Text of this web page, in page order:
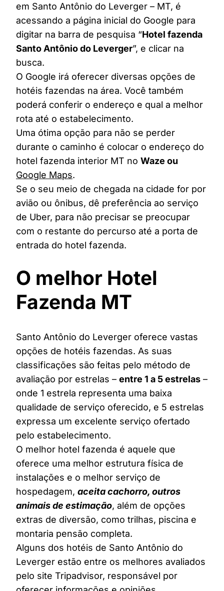
em Santo Antônio do Leverger – MT, é
acessando a página inicial do Google para
digitar na barra de pesquisa “Hotel fazenda
Santo Antônio do Leverger”, e clicar na
busca.
O Google irá oferecer diversas opções de
hotéis fazendas na área. Você também
poderá conferir o endereço e qual a melhor
rota até o estabelecimento.
Uma ótima opção para não se perder
durante o caminho é colocar o endereço do
hotel fazenda interior MT no Waze ou
Google Maps.
Se o seu meio de chegada na cidade for por
avião ou ônibus, dê preferência ao serviço
de Uber, para não precisar se preocupar
com o restante do percurso até a porta de
entrada do hotel fazenda.
O melhor Hotel
Fazenda MT
Santo Antônio do Leverger oferece vastas
opções de hotéis fazendas. As suas
classificações são feitas pelo método de
avaliação por estrelas – entre 1 a 5 estrelas –
onde 1 estrela representa uma baixa
qualidade de serviço oferecido, e 5 estrelas
expressa um excelente serviço ofertado
pelo estabelecimento.
O melhor hotel fazenda é aquele que
oferece uma melhor estrutura física de
instalações e o melhor serviço de
hospedagem, aceita cachorro, outros
animais de estimação, além de opções
extras de diversão, como trilhas, piscina e
montaria pensão completa.
Alguns dos hotéis de Santo Antônio do
Leverger estão entre os melhores avaliados
pelo site Tripadvisor, responsável por